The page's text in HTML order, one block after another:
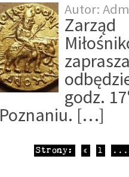
Autor:
Zarząd
godz.
Poznaniu. […]
Strony: « 1 ...